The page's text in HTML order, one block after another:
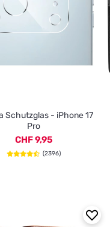
Schutzglas - iPhone 17
Pro
CHF 9,95
(2396)